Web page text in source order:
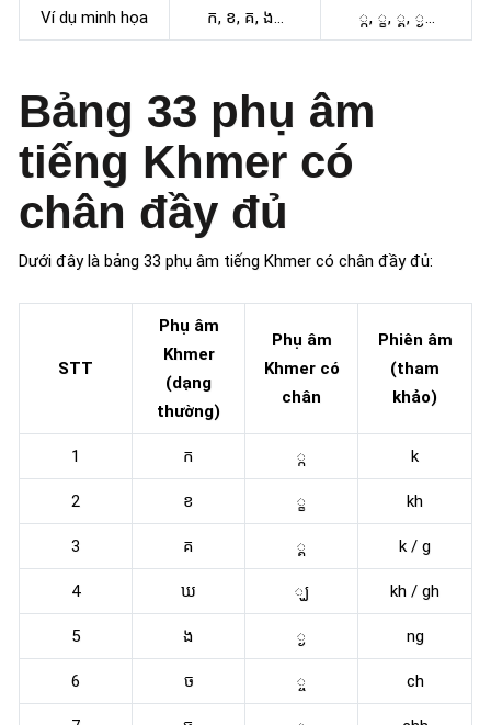
Ví dụ minh họa ក, ខ, គ, ង… ្ក, ្ខ, ្គ, ្ង…
Bảng 33 phụ âm
tiếng Khmer có
chân đầy đủ
Dưới đây là bảng 33 phụ âm tiếng Khmer có chân đầy đủ:
STT
Phụ âm
Khmer
(dạng
thường)
Phụ âm
Khmer có
chân
Phiên âm
(tham
khảo)
1 ក ្ក k
2 ខ ្ខ kh
3 គ ្គ k / g
4 ឃ ្ឃ kh / gh
5 ង ្ង ng
6 ច ្ច ch